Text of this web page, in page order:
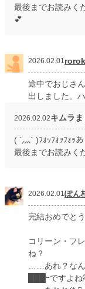
最後までお読みく
💕
2026.02.01
途中でおじさ
出しました。
2026.02.02キムラま
( ´灬` )ﾌｫｯﾌｫｯﾌｫｯ
最後までお読みく
2026.02.01ぽん
完結おめでと
コリーン・フ
ね？
……あれ？な
███ｰですよね